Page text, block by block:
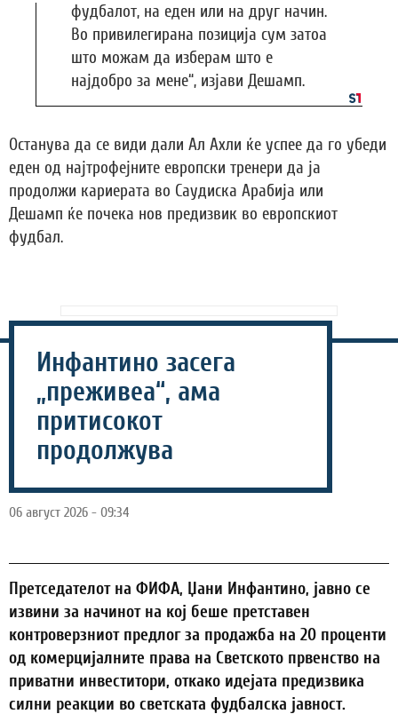
фудбалот, на еден или на друг начин.
Во привилегирана позиција сум затоа
што можам да изберам што е
најдобро за мене“, изјави Дешамп.
Останува да се види дали Ал Ахли ќе успее да го убеди
еден од најтрофејните европски тренери да ја
продолжи кариерата во Саудиска Арабија или
Дешамп ќе почека нов предизвик во европскиот
фудбал.
Инфантино засега
„преживеа“, ама
притисокот
продолжува
06 август 2026 - 09:34
Претседателот на ФИФА, Џани Инфантино, јавно се
извини за начинот на кој беше претставен
контроверзниот предлог за продажба на 20 проценти
од комерцијалните права на Светското првенство на
приватни инвеститори, откако идејата предизвика
силни реакции во светската фудбалска јавност.